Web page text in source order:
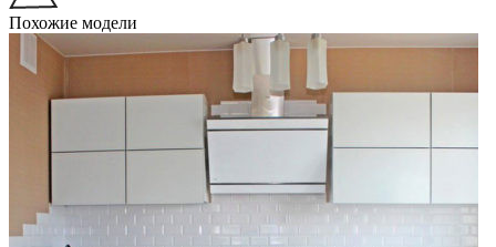
Похожие модели